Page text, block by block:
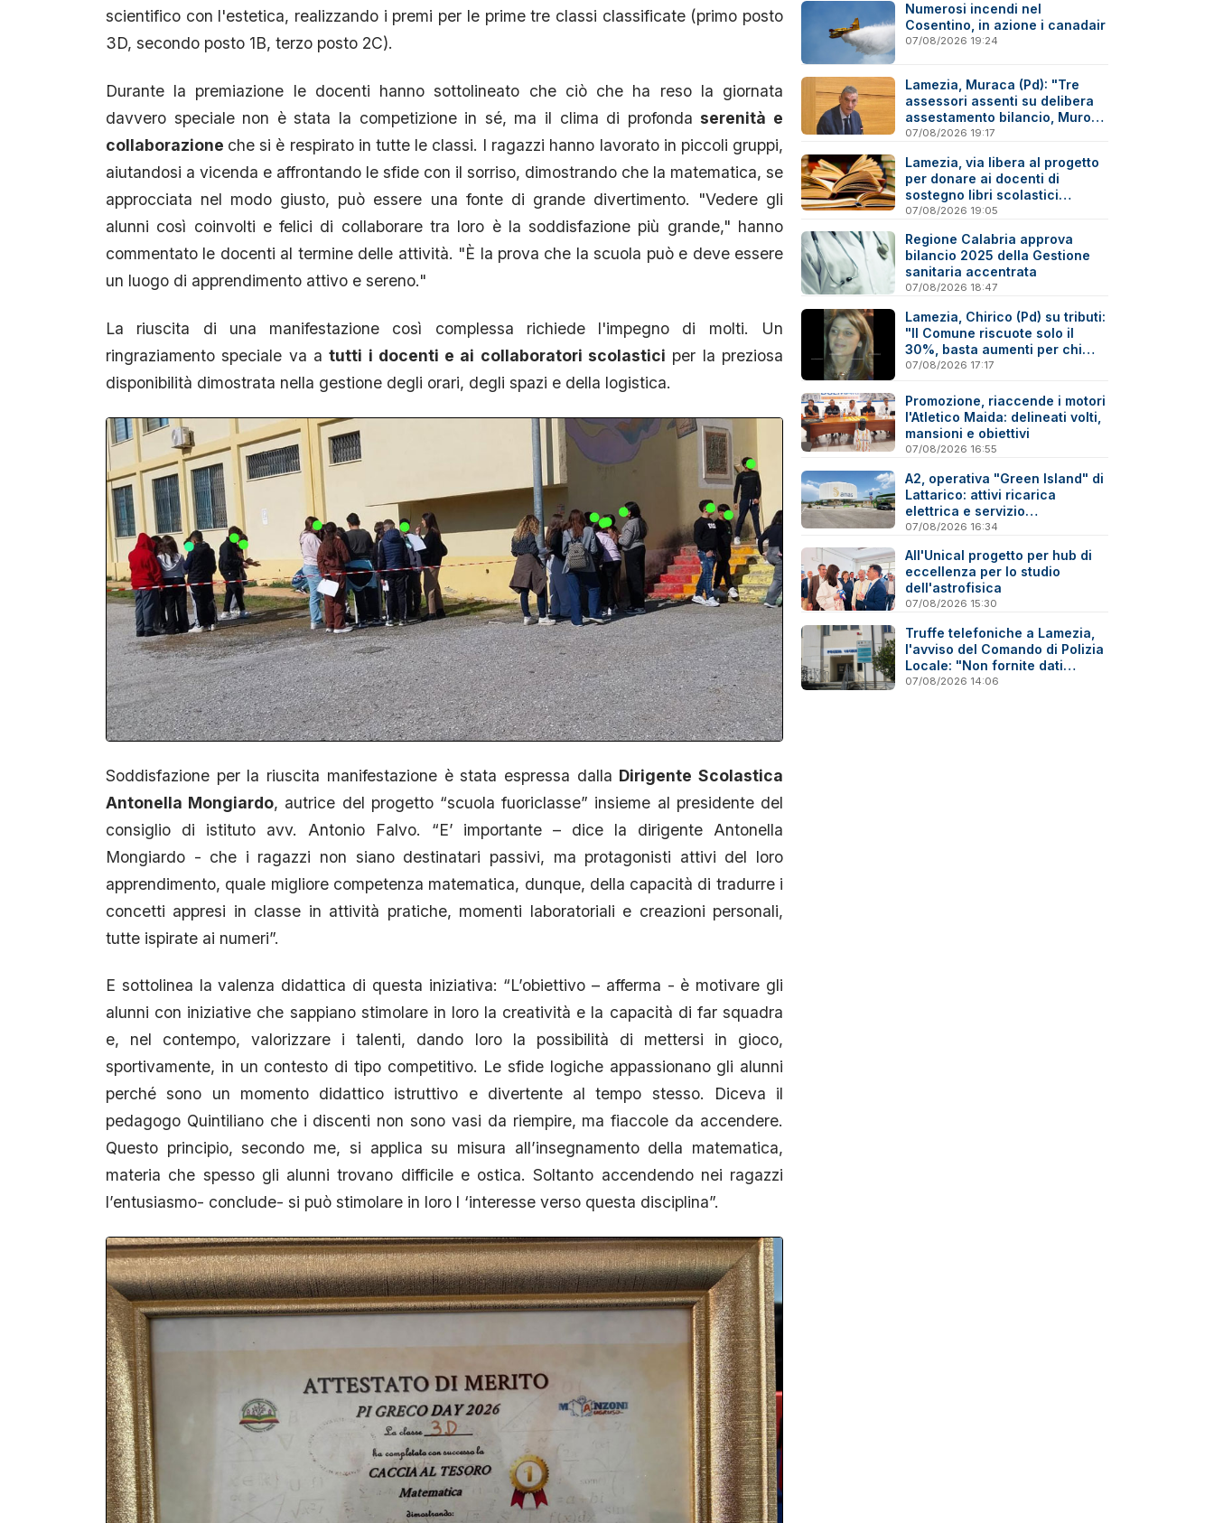
scientifico con l'estetica, realizzando i premi per le prime tre classi classificate (primo posto
3D, secondo posto 1B, terzo posto 2C).
Durante la premiazione le docenti hanno sottolineato che ciò che ha reso la giornata
davvero speciale non è stata la competizione in sé, ma il clima di profondaserenità e
collaborazione che si è respirato in tutte le classi. I ragazzi hanno lavorato in piccoli gruppi,
aiutandosi a vicenda e affrontando le sfide con il sorriso, dimostrando che la matematica, se
approcciata nel modo giusto, può essere una fonte di grande divertimento. "Vedere gli
alunni così coinvolti e felici di collaborare tra loro è la soddisfazione più grande," hanno
commentato le docenti al termine delle attività. "È la prova che la scuola può e deve essere
un luogo di apprendimento attivo e sereno."
La riuscita di una manifestazione così complessa richiede l'impegno di molti. Un
ringraziamento speciale va atutti i docenti e ai collaboratori scolastici per la preziosa
disponibilità dimostrata nella gestione degli orari, degli spazi e della logistica.
Soddisfazione per la riuscita manifestazione è stata espressa dalla Dirigente Scolastica
Antonella Mongiardo, autrice del progetto “scuola fuoriclasse” insieme al presidente del
consiglio di istituto avv. Antonio Falvo. “E’ importante – dice la dirigente Antonella
Mongiardo - che i ragazzi non siano destinatari passivi, ma protagonisti attivi del loro
apprendimento, quale migliore competenza matematica, dunque, della capacità di tradurre i
concetti appresi in classe in attività pratiche, momenti laboratoriali e creazioni personali,
tutte ispirate ai numeri”.
E sottolinea la valenza didattica di questa iniziativa: “L’obiettivo – afferma - è motivare gli
alunni con iniziative che sappiano stimolare in loro la creatività e la capacità di far squadra
e, nel contempo, valorizzare i talenti, dando loro la possibilità di mettersi in gioco,
sportivamente, in un contesto di tipo competitivo. Le sfide logiche appassionano gli alunni
perché sono un momento didattico istruttivo e divertente al tempo stesso. Diceva il
pedagogo Quintiliano che i discenti non sono vasi da riempire, ma fiaccole da accendere.
Questo principio, secondo me, si applica su misura all’insegnamento della matematica,
materia che spesso gli alunni trovano difficile e ostica. Soltanto accendendo nei ragazzi
l’entusiasmo- conclude- si può stimolare in loro l ‘interesse verso questa disciplina”.
Numerosi incendi nel
Cosentino, in azione i canadair
07/08/2026 19:24
Lamezia, Muraca (Pd): "Tre
assessori assenti su delibera
assestamento bilancio, Murone
in difficoltà"
07/08/2026 19:17
Lamezia, via libera al progetto
per donare ai docenti di
sostegno libri scolastici
destinati al macero
07/08/2026 19:05
Regione Calabria approva
bilancio 2025 della Gestione
sanitaria accentrata
07/08/2026 18:47
Lamezia, Chirico (Pd) su tributi:
"Il Comune riscuote solo il
30%, basta aumenti per chi
paga"
07/08/2026 17:17
Promozione, riaccende i motori
l'Atletico Maida: delineati volti,
mansioni e obiettivi
07/08/2026 16:55
A2, operativa "Green Island" di
Lattarico: attivi ricarica
elettrica e servizio
sperimentale di soccorso
07/08/2026 16:34
All'Unical progetto per hub di
eccellenza per lo studio
dell'astrofisica
07/08/2026 15:30
Truffe telefoniche a Lamezia,
l'avviso del Comando di Polizia
Locale: "Non fornite dati
personali"
07/08/2026 14:06